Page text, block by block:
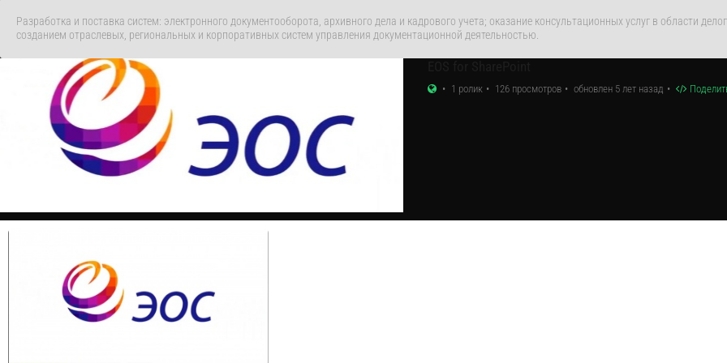
Разработка и поставка систем: электронного документооборота, архивного дела и кадрового учета; оказание консультационных услуг в области
созданием отраслевых, региональных и корпоративных систем управления документационной деятельностью.
1 ролик 126 просмотров обновлен 5 лет назад